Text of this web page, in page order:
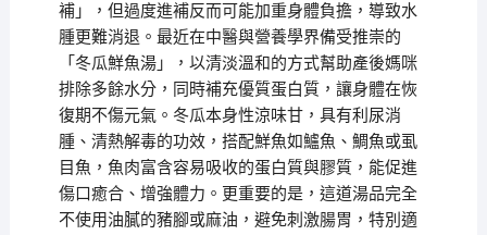
補」，但過度進補反而可能加重身體負擔，導致水
腫更難消退。最近在中醫與營養學界備受推崇的
「冬瓜鮮魚湯」，以清淡溫和的方式幫助產後媽咪
排除多餘水分，同時補充優質蛋白質，讓身體在恢
復期不傷元氣。冬瓜本身性涼味甘，具有利尿消
腫、清熱解毒的功效，搭配鮮魚如鱸魚、鯛魚或虱
目魚，魚肉富含容易吸收的蛋白質與膠質，能促進
傷口癒合、增強體力。更重要的是，這道湯品完全
不使用油膩的豬腳或麻油，避免刺激腸胃，特別適